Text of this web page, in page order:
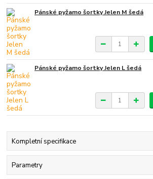
Pánské pyžamo šortky Jelen M šedá
Pánské pyžamo šortky Jelen L šedá
Kompletní specifikace
Parametry